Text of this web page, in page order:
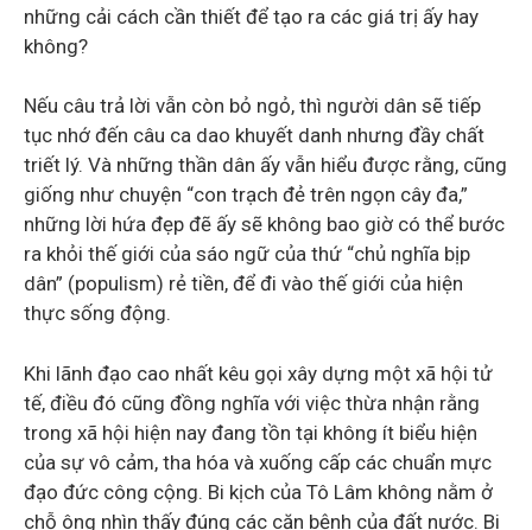
những cải cách cần thiết để tạo ra các giá trị ấy hay
không?
Nếu câu trả lời vẫn còn bỏ ngỏ, thì người dân sẽ tiếp
tục nhớ đến câu ca dao khuyết danh nhưng đầy chất
triết lý. Và những thần dân ấy vẫn hiểu được rằng, cũng
giống như chuyện “con trạch đẻ trên ngọn cây đa,”
những lời hứa đẹp đẽ ấy sẽ không bao giờ có thể bước
ra khỏi thế giới của sáo ngữ của thứ “chủ nghĩa bịp
dân” (populism) rẻ tiền, để đi vào thế giới của hiện
thực sống động.
Khi lãnh đạo cao nhất kêu gọi xây dựng một xã hội tử
tế, điều đó cũng đồng nghĩa với việc thừa nhận rằng
trong xã hội hiện nay đang tồn tại không ít biểu hiện
của sự vô cảm, tha hóa và xuống cấp các chuẩn mực
đạo đức công cộng. Bi kịch của Tô Lâm không nằm ở
chỗ ông nhìn thấy đúng các căn bệnh của đất nước. Bi